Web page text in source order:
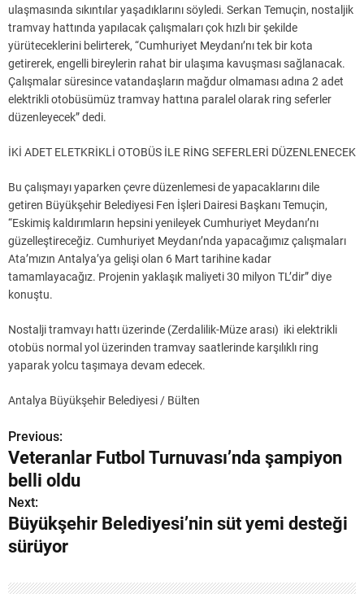
ulaşmasında sıkıntılar yaşadıklarını söyledi. Serkan Temuçin, nostaljik
tramvay hattında yapılacak çalışmaları çok hızlı bir şekilde
yürüteceklerini belirterek, “Cumhuriyet Meydanı’nı tek bir kota
getirerek, engelli bireylerin rahat bir ulaşıma kavuşması sağlanacak.
Çalışmalar süresince vatandaşların mağdur olmaması adına 2 adet
elektrikli otobüsümüz tramvay hattına paralel olarak ring seferler
düzenleyecek” dedi.
İKİ ADET ELETKRİKLİ OTOBÜS İLE RİNG SEFERLERİ DÜZENLENECEK
Bu çalışmayı yaparken çevre düzenlemesi de yapacaklarını dile
getiren Büyükşehir Belediyesi Fen İşleri Dairesi Başkanı Temuçin,
“Eskimiş kaldırımların hepsini yenileyek Cumhuriyet Meydanı’nı
güzelleştireceğiz. Cumhuriyet Meydanı’nda yapacağımız çalışmaları
Ata’mızın Antalya’ya gelişi olan 6 Mart tarihine kadar
tamamlayacağız. Projenin yaklaşık maliyeti 30 milyon TL’dir” diye
konuştu.
Nostalji tramvayı hattı üzerinde (Zerdalilik-Müze arası) iki elektrikli
otobüs normal yol üzerinden tramvay saatlerinde karşılıklı ring
yaparak yolcu taşımaya devam edecek.
Antalya Büyükşehir Belediyesi / Bülten
Y
a
z
ı
Previous:
Veteranlar Futbol Turnuvası’nda şampiyon
belli oldu
Next:
Büyükşehir Belediyesi’nin süt yemi desteği
sürüyor